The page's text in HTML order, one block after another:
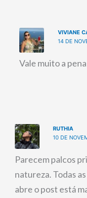
VIVIANE
14 DE
Vale muito a
RUTHIA
10 DE
Parecem palcos
natureza. Todas
abre o post está